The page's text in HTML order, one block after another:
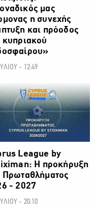
μας
η συνεχής
και πρόοδος
κυπριακού
- 12:49
ΠΟΔΟΣΦΑΙΡΟ
League by
Η προκήρυξη
Πρωταθλήματος
- 2027
- 20:10